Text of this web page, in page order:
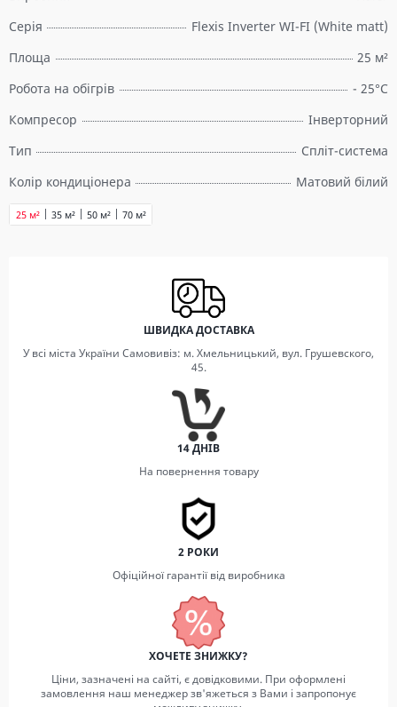
Серія
Flexis Inverter WI-FI (White matt)
Площа
25 м²
Робота на обігрів
- 25°C
Компресор
Інверторний
Тип
Спліт-система
Колір кондиціонера
Матовий білий
25 м² 35 м² 50 м² 70 м²
ШВИДКА ДОСТАВКА
У всі міста України Самовивіз: м. Хмельницький, вул. Грушевского,
45.
14 ДНІВ
На повернення товару
2 РОКИ
Офіційної гарантії від виробника
ХОЧЕТЕ ЗНИЖКУ?
Ціни, зазначені на сайті, є довідковими. При оформлені
замовлення наш менеджер зв'яжеться з Вами і запропонує